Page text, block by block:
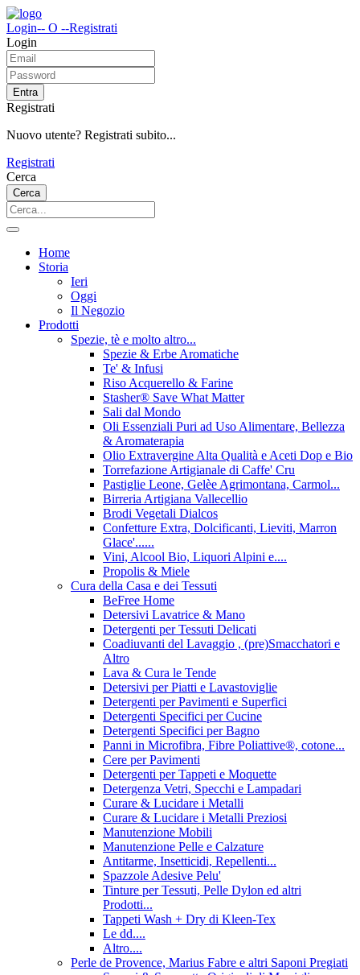
Login-- O --Registrati
Login
Entra
Registrati
Nuovo utente? Registrati subito...
Registrati
Cerca
Cerca
Home
Storia
Ieri
Oggi
Il Negozio
Prodotti
Spezie, tè e molto altro...
Spezie & Erbe Aromatiche
Te' & Infusi
Riso Acquerello & Farine
Stasher®️ Save What Matter
Sali dal Mondo
Oli Essenziali Puri ad Uso Alimentare, Bellezza
& Aromaterapia
Olio Extravergine Alta Qualità e Aceti Dop e Bio
Torrefazione Artigianale di Caffe' Cru
Pastiglie Leone, Gelèe Agrimontana, Carmol...
Birreria Artigiana Vallecellio
Brodi Vegetali Dialcos
Confetture Extra, Dolcificanti, Lieviti, Marron
Glace'......
Vini, Alcool Bio, Liquori Alpini e....
Propolis & Miele
Cura della Casa e dei Tessuti
BeFree Home
Detersivi Lavatrice & Mano
Detergenti per Tessuti Delicati
Coadiuvanti del Lavaggio , (pre)Smacchatori e
Altro
Lava & Cura le Tende
Detersivi per Piatti e Lavastoviglie
Detergenti per Pavimenti e Superfici
Detergenti Specifici per Cucine
Detergenti Specifici per Bagno
Panni in Microfibra, Fibre Poliattive®, cotone...
Cere per Pavimenti
Detergenti per Tappeti e Moquette
Detergenza Vetri, Specchi e Lampadari
Curare & Lucidare i Metalli
Curare & Lucidare i Metalli Preziosi
Manutenzione Mobili
Manutenzione Pelle e Calzature
Antitarme, Insetticidi, Repellenti...
Spazzole Adesive Pelu'
Tinture per Tessuti, Pelle Dylon ed altri
Prodotti...
Tappeti Wash + Dry di Kleen-Tex
Le dd....
Altro....
Perle de Provence, Marius Fabre e altri Saponi Pregiati